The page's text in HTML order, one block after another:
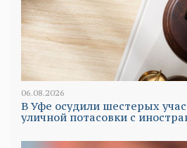
06.08.2026
В Уфе осудили шестерых
уличной потасовки с